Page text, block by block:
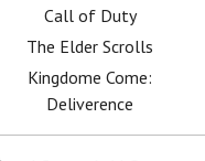
Call of Duty
The Elder Scrolls
Kingdome Come:
Deliverence